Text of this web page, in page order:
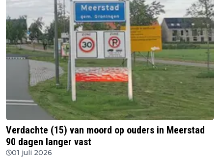
Verdachte (15) van moord op ouders in Meerstad
90 dagen langer vast
01 juli 2026